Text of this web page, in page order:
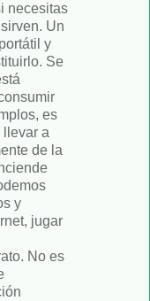
necesitas
Un
y
Se
es
llevar a
de la
y
jugar
No es